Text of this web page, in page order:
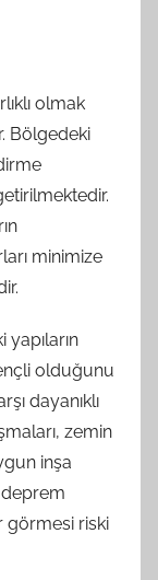
olmak
Bölgedeki
minimize
olduğunu
dayanıklı
zemin
inşa
görmesi riski